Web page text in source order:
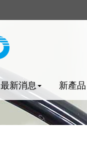
最新消息 新產品